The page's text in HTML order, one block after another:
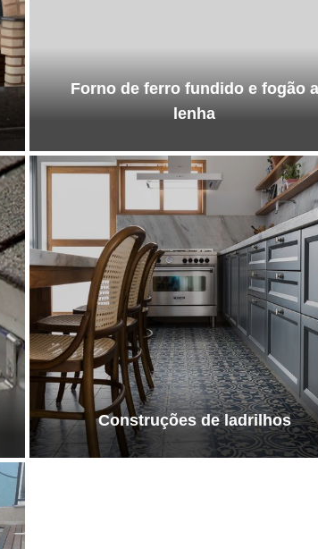
Forno de ferro fundido e fogão a
lenha
Construções de ladrilhos